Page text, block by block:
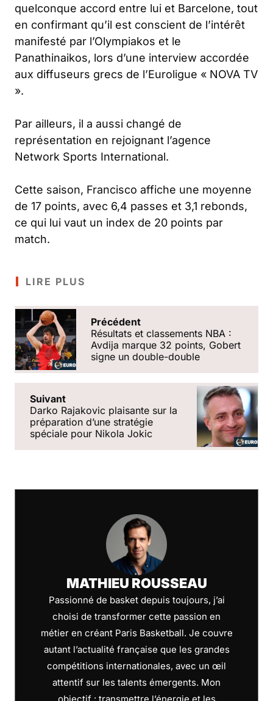
quelconque accord entre lui et Barcelone, tout
en confirmant qu’il est conscient de l’intérêt
manifesté par l’Olympiakos et le
Panathinaikos, lors d’une interview accordée
aux diffuseurs grecs de l’Euroligue « NOVA TV
».
Par ailleurs, il a aussi changé de
représentation en rejoignant l’agence
Network Sports International.
Cette saison, Francisco affiche une moyenne
de 17 points, avec 6,4 passes et 3,1 rebonds,
ce qui lui vaut un index de 20 points par
match.
LIRE PLUS
Précédent
Résultats et classements NBA :
Avdija marque 32 points, Gobert
signe un double-double
Suivant
Darko Rajakovic plaisante sur la
préparation d’une stratégie
spéciale pour Nikola Jokic
MATHIEU ROUSSEAU
Passionné de basket depuis toujours, j’ai
choisi de transformer cette passion en
métier en créant Paris Basketball. Je couvre
autant l’actualité française que les grandes
compétitions internationales, avec un œil
attentif sur les talents émergents. Mon